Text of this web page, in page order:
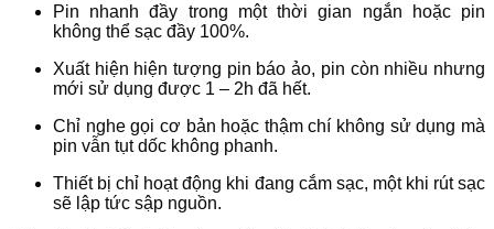
Pin nhanh đầy trong một thời gian ngắn hoặc pin
không thể sạc đầy 100%.
Xuất hiện hiện tượng pin báo ảo, pin còn nhiều nhưng
mới sử dụng được 1 – 2h đã hết.
Chỉ nghe gọi cơ bản hoặc thậm chí không sử dụng mà
pin vẫn tụt dốc không phanh.
Thiết bị chỉ hoạt động khi đang cắm sạc, một khi rút sạc
sẽ lập tức sập nguồn.